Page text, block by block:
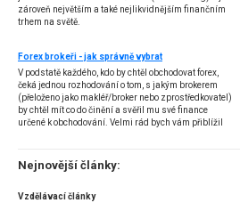
zároveň největším a také nejlikvidnějším finančním
trhem na světě.
Forex brokeři - jak správně vybrat
V podstatě každého, kdo by chtěl obchodovat forex,
čeká jednou rozhodování o tom, s jakým brokerem
(přeloženo jako makléř/broker nebo zprostředkovatel)
by chtěl mít co do činění a svěřil mu své finance
určené k obchodování. Velmi rád bych vám přiblížil
několik příkladů nejznámějších z nich.
Nejnovější články:
Vzdělávací články